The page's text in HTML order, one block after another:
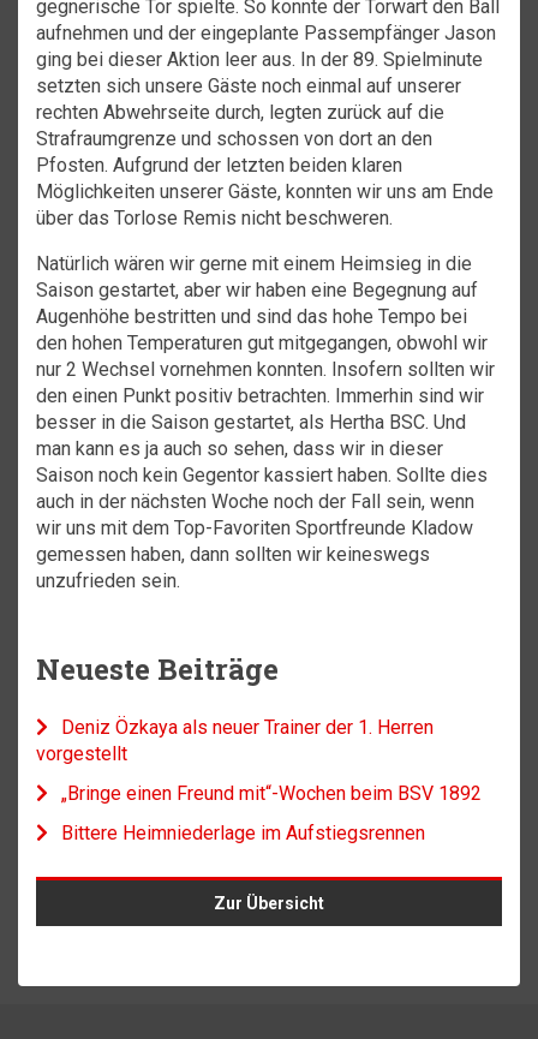
gegnerische Tor spielte. So konnte der Torwart den Ball
aufnehmen und der eingeplante Passempfänger Jason
ging bei dieser Aktion leer aus. In der 89. Spielminute
setzten sich unsere Gäste noch einmal auf unserer
rechten Abwehrseite durch, legten zurück auf die
Strafraumgrenze und schossen von dort an den
Pfosten. Aufgrund der letzten beiden klaren
Möglichkeiten unserer Gäste, konnten wir uns am Ende
über das Torlose Remis nicht beschweren.
Natürlich wären wir gerne mit einem Heimsieg in die
Saison gestartet, aber wir haben eine Begegnung auf
Augenhöhe bestritten und sind das hohe Tempo bei
den hohen Temperaturen gut mitgegangen, obwohl wir
nur 2 Wechsel vornehmen konnten. Insofern sollten wir
den einen Punkt positiv betrachten. Immerhin sind wir
besser in die Saison gestartet, als Hertha BSC. Und
man kann es ja auch so sehen, dass wir in dieser
Saison noch kein Gegentor kassiert haben. Sollte dies
auch in der nächsten Woche noch der Fall sein, wenn
wir uns mit dem Top-Favoriten Sportfreunde Kladow
gemessen haben, dann sollten wir keineswegs
unzufrieden sein.
Neueste Beiträge
Deniz Özkaya als neuer Trainer der 1. Herren
vorgestellt
„Bringe einen Freund mit“-Wochen beim BSV 1892
Bittere Heimniederlage im Aufstiegsrennen
Zur Übersicht